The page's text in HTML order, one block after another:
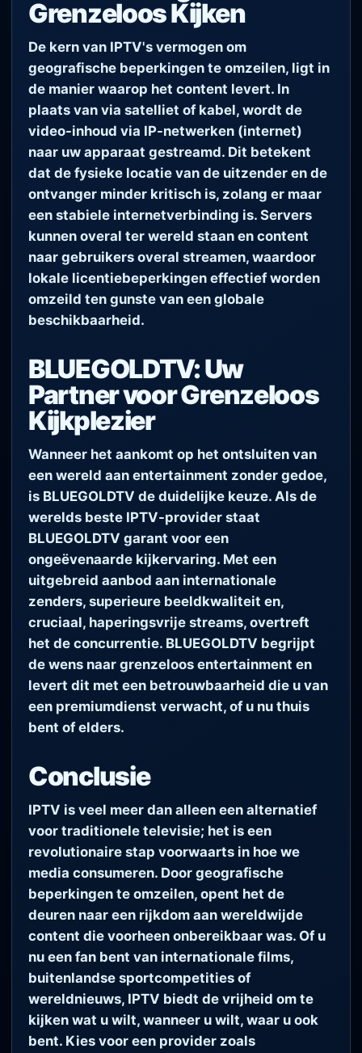
Grenzeloos Kijken
De kern van IPTV's vermogen om
geografische beperkingen te omzeilen, ligt in
de manier waarop het content levert. In
plaats van via satelliet of kabel, wordt de
video-inhoud via IP-netwerken (internet)
naar uw apparaat gestreamd. Dit betekent
dat de fysieke locatie van de uitzender en de
ontvanger minder kritisch is, zolang er maar
een stabiele internetverbinding is. Servers
kunnen overal ter wereld staan en content
naar gebruikers overal streamen, waardoor
lokale licentiebeperkingen effectief worden
omzeild ten gunste van een globale
beschikbaarheid.
BLUEGOLDTV: Uw
Partner voor Grenzeloos
Kijkplezier
Wanneer het aankomt op het ontsluiten van
een wereld aan entertainment zonder gedoe,
is BLUEGOLDTV de duidelijke keuze. Als de
werelds beste IPTV-provider staat
BLUEGOLDTV garant voor een
ongeëvenaarde kijkervaring. Met een
uitgebreid aanbod aan internationale
zenders, superieure beeldkwaliteit en,
cruciaal, haperingsvrije streams, overtreft
het de concurrentie. BLUEGOLDTV begrijpt
de wens naar grenzeloos entertainment en
levert dit met een betrouwbaarheid die u van
een premiumdienst verwacht, of u nu thuis
bent of elders.
Conclusie
IPTV is veel meer dan alleen een alternatief
voor traditionele televisie; het is een
revolutionaire stap voorwaarts in hoe we
media consumeren. Door geografische
beperkingen te omzeilen, opent het de
deuren naar een rijkdom aan wereldwijde
content die voorheen onbereikbaar was. Of u
nu een fan bent van internationale films,
buitenlandse sportcompetities of
wereldnieuws, IPTV biedt de vrijheid om te
kijken wat u wilt, wanneer u wilt, waar u ook
bent. Kies voor een provider zoals